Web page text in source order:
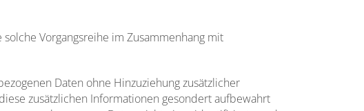
Vorgangsreihe im Zusammenhang mit
Daten ohne Hinzuziehung zusätzlicher
zusätzlichen Informationen gesondert aufbewahrt